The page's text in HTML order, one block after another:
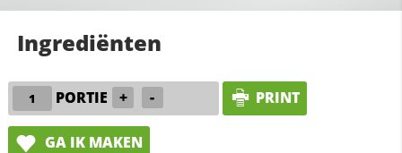
Ingrediënten
PORTIE + - PRINT
GA IK MAKEN